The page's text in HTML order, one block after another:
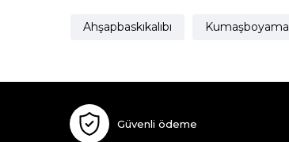
Ahşapbaskıkalıbı Kumaşboyama
Güvenli ödeme